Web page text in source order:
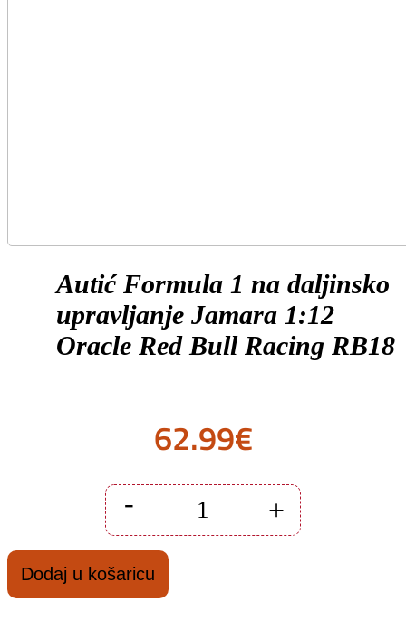
Autić Formula 1 na daljinsko
upravljanje Jamara 1:12
Oracle Red Bull Racing RB18
62.99€
-
Formula
1
daljinsko
upravljanje
+
Dodaj u košaricu